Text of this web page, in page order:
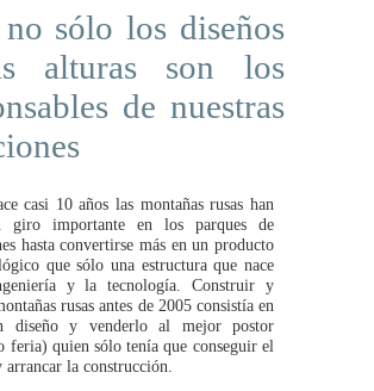
no sólo los diseños
alturas son los
de nuestras
casi 10 años las montañas rusas han
giro importante en los parques de
hasta convertirse más en un producto
que sólo una estructura que nace
y la tecnología. Construir y
rusas antes de 2005 consistía en
diseño y venderlo al mejor postor
feria) quien sólo tenía que conseguir el
arrancar la construcción.